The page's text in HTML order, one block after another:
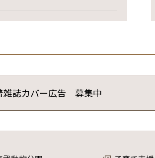
雑誌カバー広告 募集中